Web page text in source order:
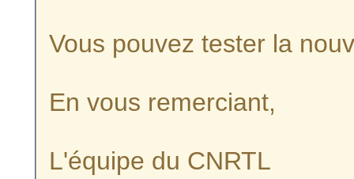
Vous pouvez tester la
En vous remerciant,
L'équipe du CNRTL